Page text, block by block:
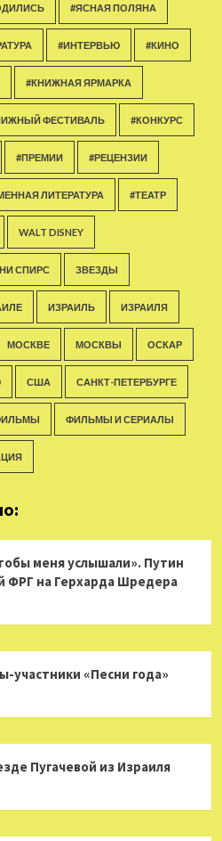
#ЯСНАЯ ПОЛЯНА
#ИНТЕРВЬЮ #КИНО
#КНИЖНАЯ ЯРМАРКА
ФЕСТИВАЛЬ #КОНКУРС
#ПРЕМИИ #РЕЦЕНЗИИ
ЛИТЕРАТУРА #ТЕАТР
WALT DISNEY
СПИРС ЗВЕЗДЫ
ИЗРАИЛЬ ИЗРАИЛЯ
МОСКВЕ МОСКВЫ ОСКАР
США САНКТ-ПЕТЕРБУРГЕ
ФИЛЬМЫ И СЕРИАЛЫ
меня услышали». Путин
ФРГ на Герхарда Шредера
участники «Песни года»
Пугачевой из Израиля